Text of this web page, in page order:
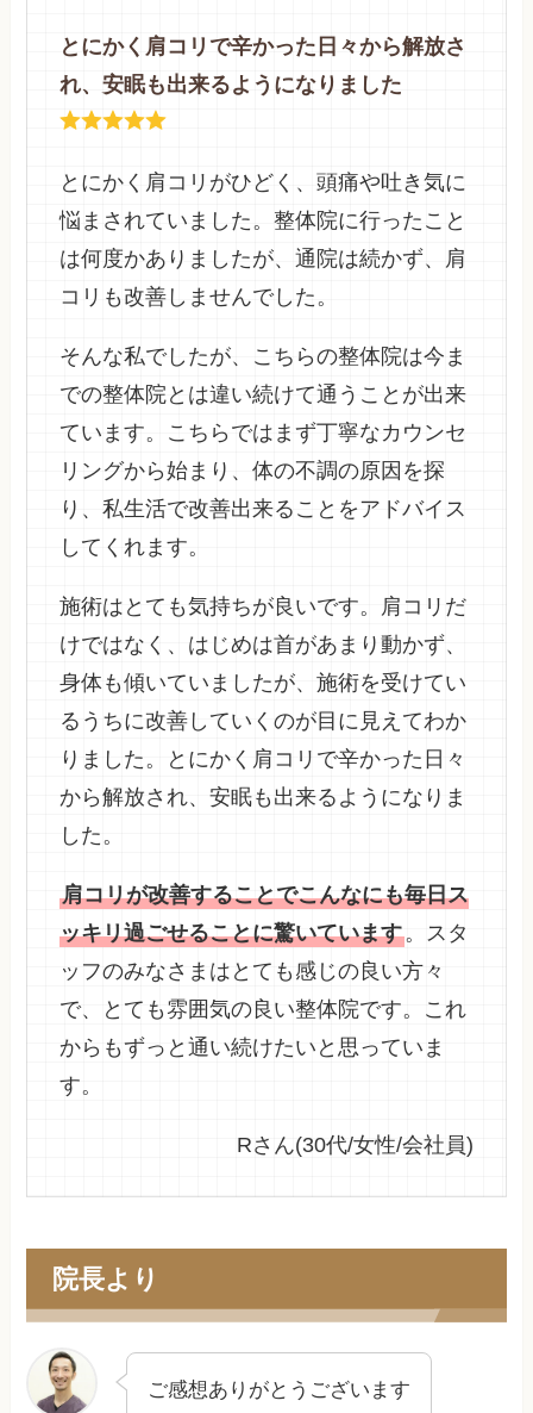
とにかく肩コリで辛かった日々から解放さ
れ、安眠も出来るようになりました
とにかく肩コリがひどく、頭痛や吐き気に
悩まされていました。整体院に行ったこと
は何度かありましたが、通院は続かず、肩
コリも改善しませんでした。
そんな私でしたが、こちらの整体院は今ま
での整体院とは違い続けて通うことが出来
ています。こちらではまず丁寧なカウンセ
リングから始まり、体の不調の原因を探
り、私生活で改善出来ることをアドバイス
してくれます。
施術はとても気持ちが良いです。肩コリだ
けではなく、はじめは首があまり動かず、
身体も傾いていましたが、施術を受けてい
るうちに改善していくのが目に見えてわか
りました。とにかく肩コリで辛かった日々
から解放され、安眠も出来るようになりま
した。
肩コリが改善することでこんなにも毎日ス
ッキリ過ごせることに驚いています。スタ
ッフのみなさまはとても感じの良い方々
で、とても雰囲気の良い整体院です。これ
からもずっと通い続けたいと思っていま
す。
Rさん(30代/女性/会社員)
院長より
ご感想ありがとうございます